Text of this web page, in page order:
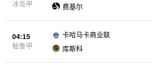
冰岛甲
费基尔
04:15
秘鲁甲
卡哈马卡商业联
库斯科